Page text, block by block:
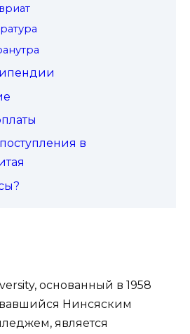
в
основанный в 1958
Нинсяским
является